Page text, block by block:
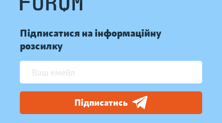
Підписатися на інформаційну
розсилку
Підписатись